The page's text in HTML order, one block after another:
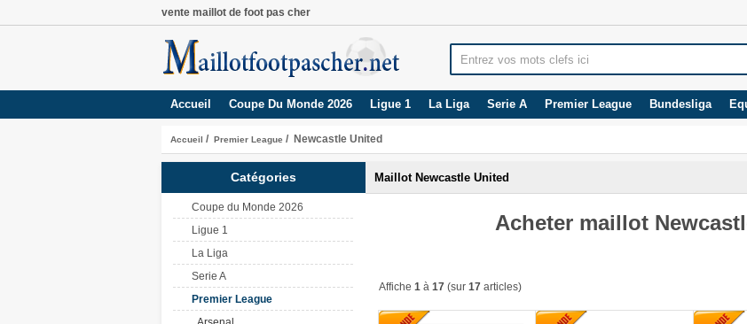
vente maillot de foot pas cher
Accueil Coupe Du Monde 2026 Ligue 1 La Liga Serie A Premier League Bundesliga
Accueil / Premier League / Newcastle United
Catégories
Coupe du Monde 2026
Ligue 1
La Liga
Serie A
Premier League
Maillot Newcastle United
Acheter maillot
Affiche 1 à 17 (sur 17 articles)